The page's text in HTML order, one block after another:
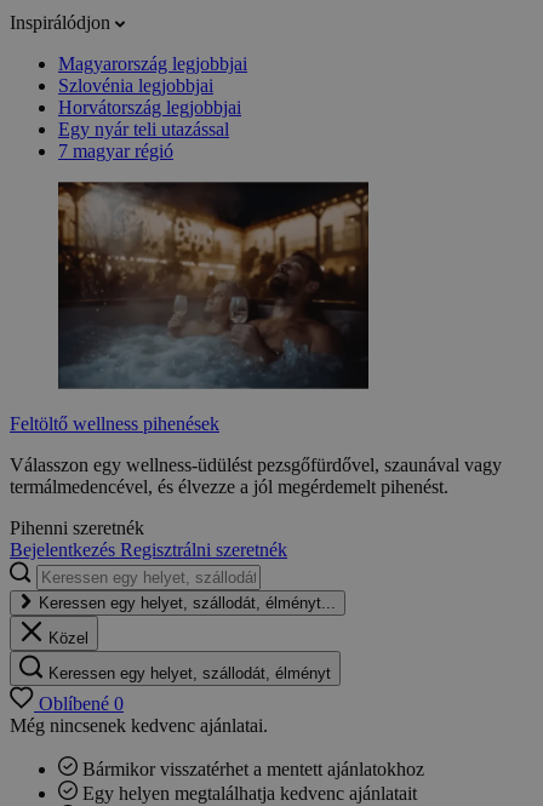
Inspirálódjon
Magyarország legjobbjai
Szlovénia legjobbjai
Horvátország legjobbjai
Egy nyár teli utazással
7 magyar régió
Feltöltő wellness pihenések
Válasszon egy wellness-üdülést pezsgőfürdővel, szaunával vagy
termálmedencével, és élvezze a jól megérdemelt pihenést.
Pihenni szeretnék
Bejelentkezés Regisztrálni szeretnék
Keressen egy helyet, szállodát, élményt...
Közel
Keressen egy helyet, szállodát, élményt
Oblíbené 0
Még nincsenek kedvenc ajánlatai.
Bármikor visszatérhet a mentett ajánlatokhoz
Egy helyen megtalálhatja kedvenc ajánlatait